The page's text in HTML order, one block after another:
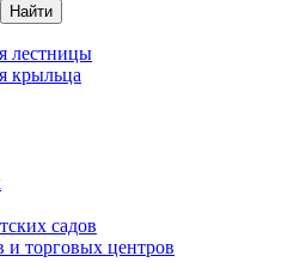
лестницы
крыльца
садов
и торговых центров